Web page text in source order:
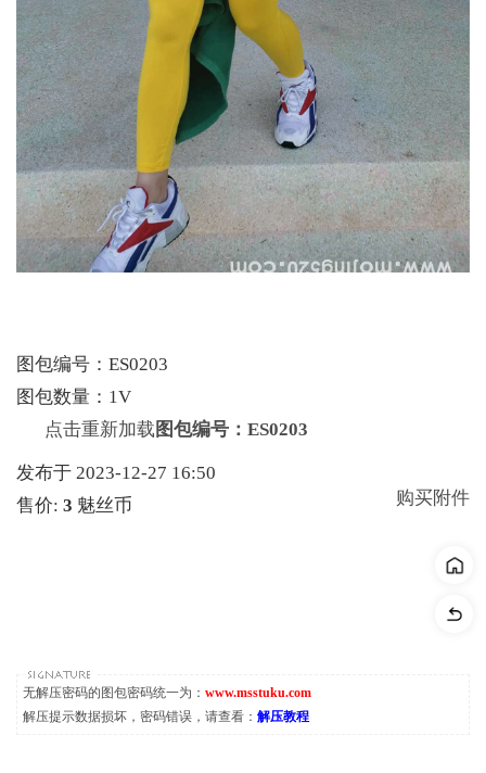
图包编号：ES0203
图包数量：1V
点击重新加载 图包编号：ES0203
发布于 2023-12-27 16:50
售价: 3 魅丝币 购买附件
无解压密码的图包密码统一为： www.msstuku.com
解压提示数据损坏，密码错误，请查看： 解压教程